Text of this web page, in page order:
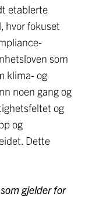
etablerte
hvor fokuset
som
klima- og
noen gang og
og
og
Dette
gjelder for